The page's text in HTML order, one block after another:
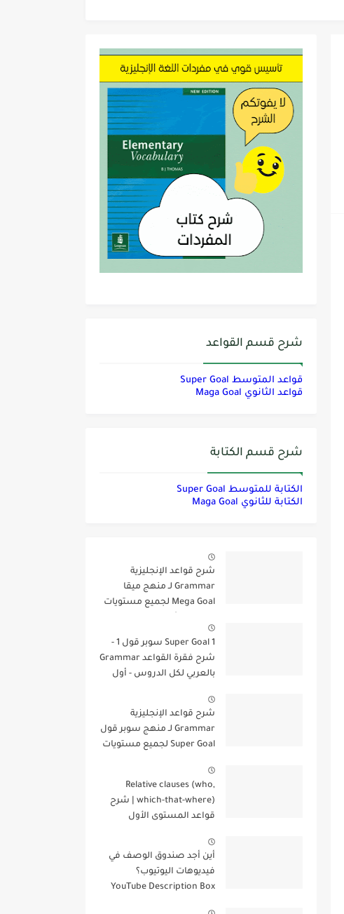
شرح قسم القواعد
قواعد المتوسط Super Goal
قواعد الثانوي Maga Goal
شرح قسم الكتابة
الكتابة للمتوسط Super Goal
الكتابة للثانوي Maga Goal
شرح قواعد الإنجليزية
Grammar لـ منهج ميقا
Mega Goal لجميع مستويات
Super Goal 1 سوبر قول 1 -
شرح فقرة القواعد Grammar
بالعربي لكل الدروس - أول
الأول
شرح قواعد الإنجليزية
Grammar لـ منهج سوبر قول
Super Goal لجميع مستويات
Relative clauses (who,
which-that-where) | شرح
قواعد المستوى الأول
أين أجد صندوق الوصف في
فيديوهات اليوتيوب؟
YouTube Description Box